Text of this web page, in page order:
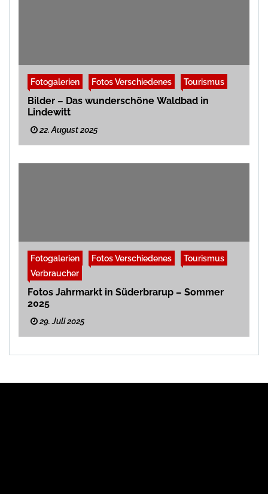
Fotogalerien Fotos Verschiedenes Tourismus
Bilder – Das wunderschöne Waldbad in
Lindewitt
22. August 2025
Fotogalerien Fotos Verschiedenes
Tourismus
Verbraucher
Fotos Jahrmarkt in Süderbrarup – Sommer
2025
29. Juli 2025